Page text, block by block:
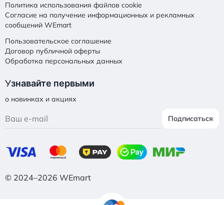
Политика использования файлов cookie
Согласие на получение информационных и рекламных
сообщений WEmart
Пользовательское соглашение
Договор публичной оферты
Обработка персональных данных
Узнавайте первыми
о новинках и акциях
Подписаться
© 2024–2026 WEmart